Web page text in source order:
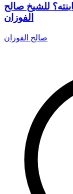
للشيخ صالح
الفوزان
صالح الفوزان